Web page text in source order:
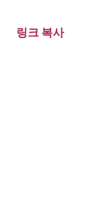
링크 복사